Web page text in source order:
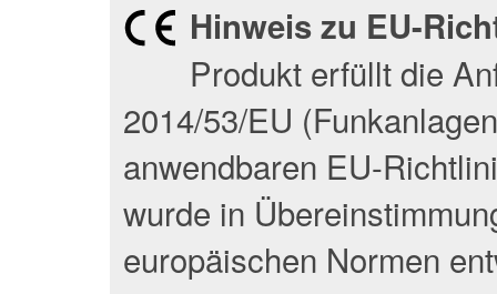
Hinweis zu EU-
Produkt erfüllt die
2014/53/EU
anwendbaren EU-
wurde in
europäischen Normen